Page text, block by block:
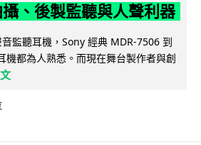
、後製監聽與人聲利器
監聽耳機，Sony 經典 MDR-7506 到
機都為人熟悉。而現在舞台製作者與創